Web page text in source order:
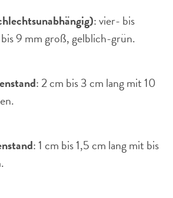
: vier- bis
9 mm groß, gelblich-grün.
: 2 cm bis 3 cm lang mit 10
: 1 cm bis 1,5 cm lang mit bis